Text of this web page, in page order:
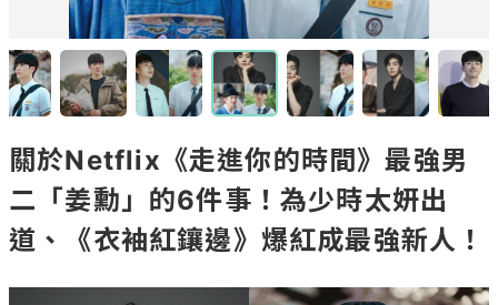
關於Netflix《走進你的時間》最強男
二「姜勳」的6件事！為少時太妍出
道、《衣袖紅鑲邊》爆紅成最強新人！